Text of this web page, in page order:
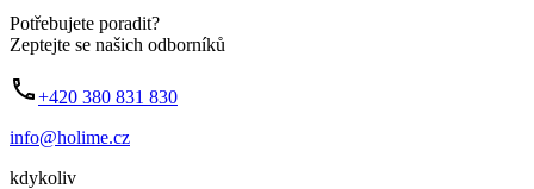
Potřebujete poradit?
Zeptejte se našich odborníků
+420 380 831 830
info@holime.cz
kdykoliv